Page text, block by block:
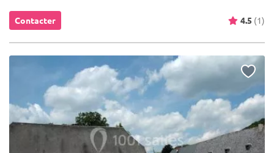
Contacter 4.5 (1)